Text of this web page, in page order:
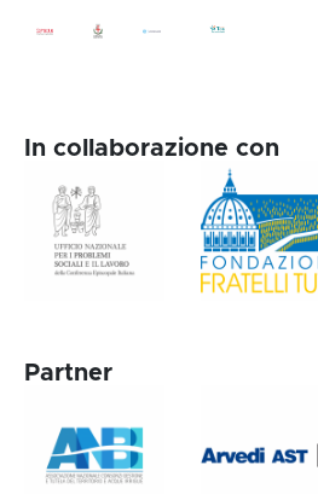
In collaborazione con
Partner